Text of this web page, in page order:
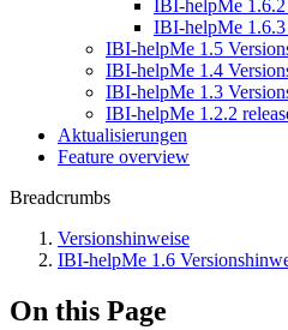
IBI-helpMe 1.6.2
IBI-helpMe 1.6.3
IBI-helpMe 1.5
IBI-helpMe 1.4
IBI-helpMe 1.3
IBI-helpMe 1.2.2
Aktualisierungen
Feature overview
Breadcrumbs
Versionshinweise
IBI-helpMe 1.6
On this Page